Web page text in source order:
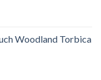
Woodland Torbica